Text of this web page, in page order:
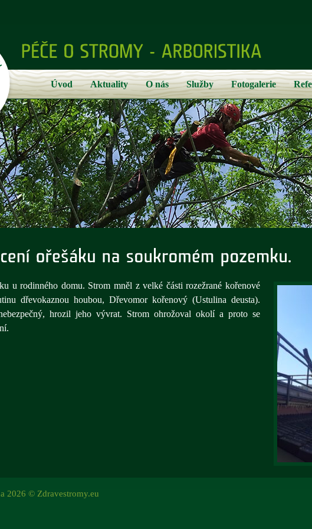
u rodinného domu. Strom mněl z velké části rozežrané kořenové
dřevokaznou houbou, Dřevomor kořenový (Ustulina deusta).
hrozil jeho vývrat. Strom ohrožoval okolí a proto se
Úvod Aktuality O nás Služby Fotogalerie
2026 © Zdravestromy.eu